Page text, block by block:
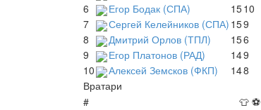
6
Егор Бодак (СПА) 1510
7
Сергей Келейников (СПА) 159
8
Дмитрий Орлов (ТПЛ) 156
9
Егор Платонов (РАД) 149
10
Алексей Земсков (ФКП) 148
Вратари
#
👕 ⚽